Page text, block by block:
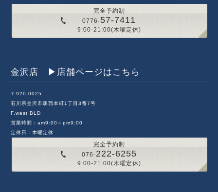
完全予約制
0776-57-7411
9:00-21:00(木曜定休)
金沢店 ▶︎店舗ページはこちら
〒920-0025
石川県金沢市駅西本町1丁目3番7号
F.west BLD
営業時間：am9:00～pm9:00
定休日：木曜定休
完全予約制
076-222-6255
9:00-21:00(木曜定休)